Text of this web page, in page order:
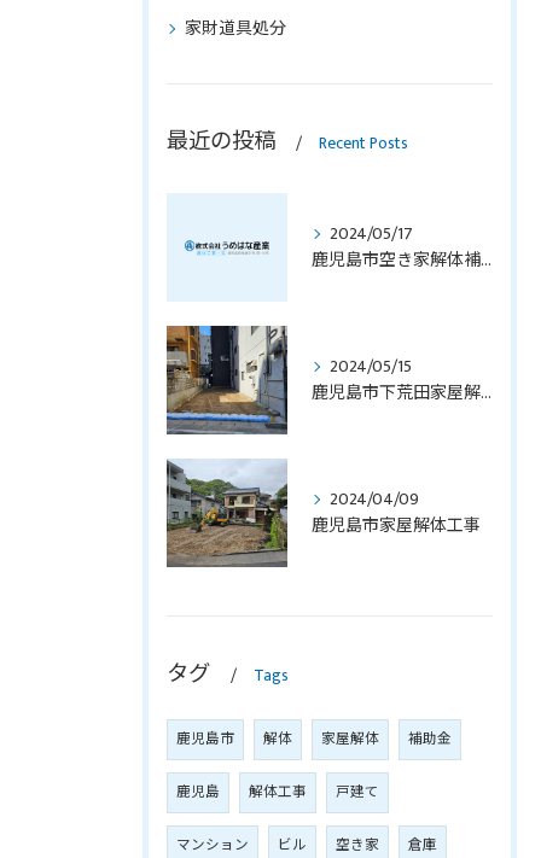
家財道具処分
最近の投稿 Recent Posts
2024/05/17
鹿児島市空き家解体補助金のご案内
2024/05/15
鹿児島市下荒田家屋解体
2024/04/09
鹿児島市家屋解体工事
タグ Tags
鹿児島市 解体 家屋解体 補助金
鹿児島 解体工事 戸建て
マンション ビル 空き家 倉庫